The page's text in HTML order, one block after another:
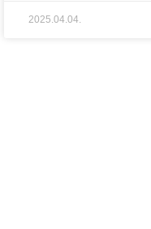
2025.04.04.